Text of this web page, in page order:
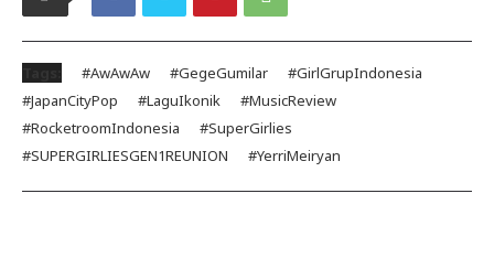
#AwAwAw #GegeGumilar
#GirlGrupIndonesia
#JapanCityPop
#LaguIkonik
#MusicReview
#RocketroomIndonesia
#SuperGirlies
#SUPERGIRLIESGEN1REUNION
#YerriMeiryan